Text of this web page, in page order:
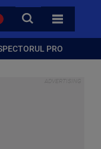
CAUTA
TOATE
PRO